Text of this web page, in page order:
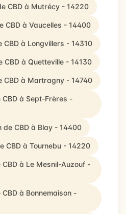
CBD à Mutrécy - 14220
CBD à Vaucelles - 14400
CBD à Longvillers - 14310
CBD à Quetteville - 14130
CBD à Martragny - 14740
à Sept-Frères -
de CBD à Blay - 14400
CBD à Tournebu - 14220
à Le Mesnil-Auzouf -
à Bonnemaison -